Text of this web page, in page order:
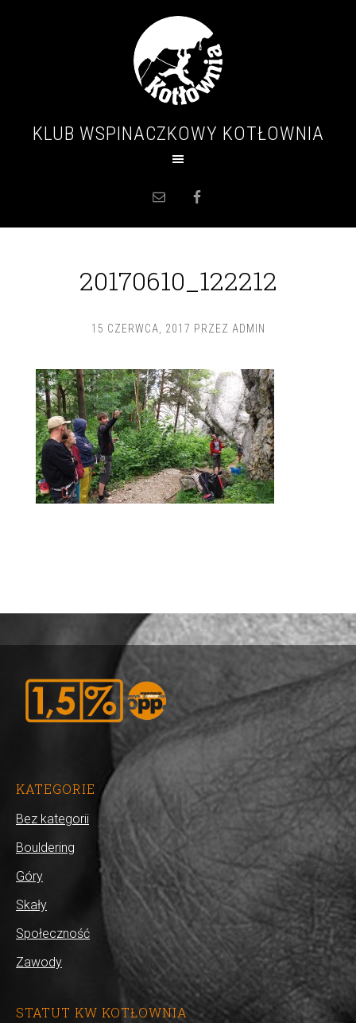
KLUB WSPINACZKOWY KOTŁOWNIA
20170610_122212
15 CZERWCA, 2017 PRZEZ ADMIN
KATEGORIE
Bez kategorii
Bouldering
Góry
Skały
Społeczność
Zawody
STATUT KW KOTŁOWNIA